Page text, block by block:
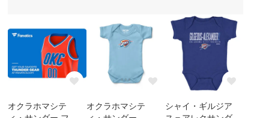
オクラホマシテ
オクラホマシテ
シャイ・ギルジア